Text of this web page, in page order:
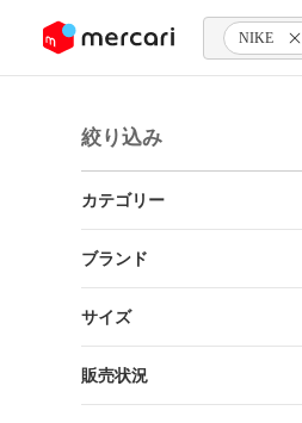
ツにスキップ NIKE
絞り込み
カテゴリー
ブランド
サイズ
販売状況